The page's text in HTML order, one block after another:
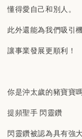
懂得愛自己和別人。
此外還能為我們吸引
讓事業發展更順利！
你是沖太歲的豬寶寶
提頻聖手 閃靈鑽
閃靈鑽被認為具有強